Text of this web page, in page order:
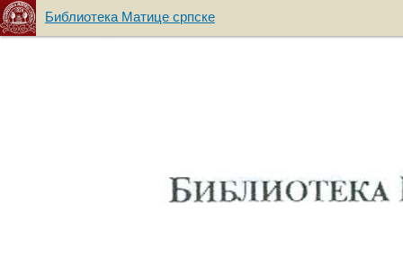
Библиотека Матице српске